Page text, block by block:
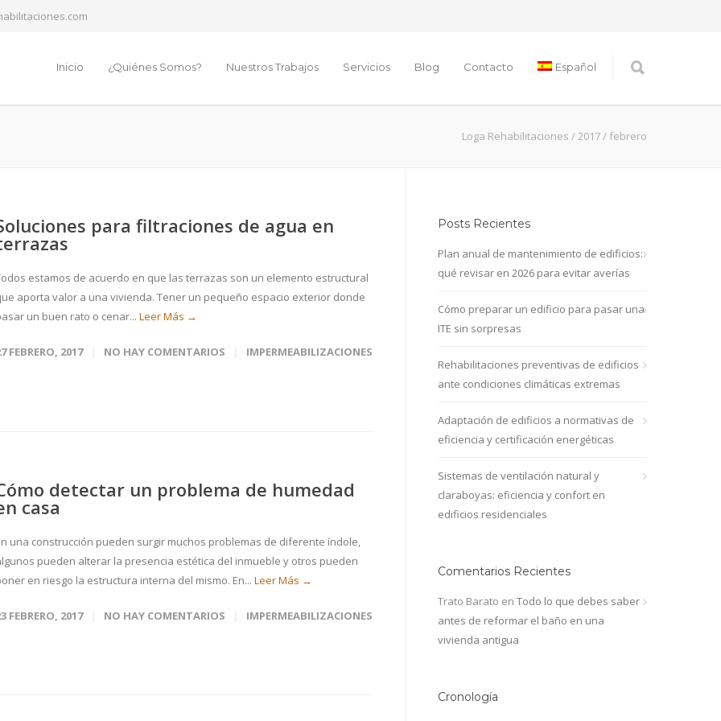
Inicio ¿Quiénes Somos? Nuestros Trabajos Servicios Blog Contacto Español
Loga Rehabilitaciones /2017/ febrero
para filtraciones de agua en
estamos de acuerdo en que las terrazas son un elemento estructural
aporta valor a una vivienda. Tener un pequeño espacio exterior donde
un buen rato o cenar... Leer Más →
FEBRERO, 2017 NO HAY COMENTARIOS IMPERMEABILIZACIONES
detectar un problema de humedad
casa
una construcción pueden surgir muchos problemas de diferente índole,
pueden alterar la presencia estética del inmueble y otros pueden
en riesgo la estructura interna del mismo. En... Leer Más →
FEBRERO, 2017 NO HAY COMENTARIOS IMPERMEABILIZACIONES
Posts Recientes
Plan anual de mantenimiento de edificios:
qué revisar en 2026 para evitar averías
Cómo preparar un edificio para pasar una
ITE sin sorpresas
Rehabilitaciones preventivas de edificios
ante condiciones climáticas extremas
Adaptación de edificios a normativas de
eficiencia y certificación energéticas
Sistemas de ventilación natural y
claraboyas: eficiencia y confort en
edificios residenciales
Comentarios Recientes
Trato Barato en Todo lo que debes saber
antes de reformar el baño en una
vivienda antigua
Cronología